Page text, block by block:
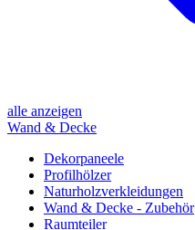
alle anzeigen
Wand & Decke
Dekorpaneele
Profilhölzer
Naturholzverkleidungen
Wand & Decke - Zubehör
Raumteiler